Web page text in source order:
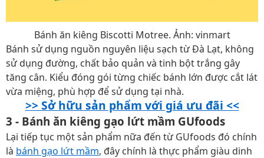
Bánh ăn kiêng Biscotti Motree. Ảnh: vinmart
Bánh sử dụng nguồn nguyên liệu sạch từ Đà Lạt, không
sử dụng đường, chất bảo quản và tinh bột trắng gây
tăng cân. Kiểu đóng gói từng chiếc bánh lớn được cắt lát
vừa miệng, phù hợp để sử dụng tại nhà.
>> Sở hữu sản phẩm với giá ưu đãi <<
3 - Bánh ăn kiêng gạo lứt mầm GUfoods
Lại tiếp tục một sản phẩm nữa đến từ GUfoods đó chính
là bánh gạo lứt mầm, đây chính là thực phẩm giàu dinh